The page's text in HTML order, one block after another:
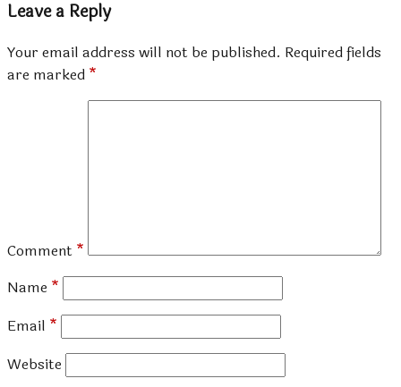
Leave a Reply
Your email address will not be published. Required fields
are marked *
Comment *
Name *
Email *
Website